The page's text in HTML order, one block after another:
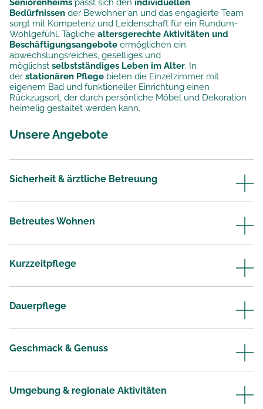
Seniorenheims passt sich den individuellen
Bedürfnissen der Bewohner an und das engagierte Team
sorgt mit Kompetenz und Leidenschaft für ein Rundum-
Wohlgefühl. Tägliche altersgerechte Aktivitäten und
Beschäftigungsangebote ermöglichen ein
abwechslungsreiches, geselliges und
möglichst selbstständiges Leben im Alter. In
der stationären Pflege bieten die Einzelzimmer mit
eigenem Bad und funktioneller Einrichtung einen
Rückzugsort, der durch persönliche Möbel und Dekoration
heimelig gestaltet werden kann.
Unsere Angebote
Sicherheit & ärztliche Betreuung
Betreutes Wohnen
Kurzzeitpflege
Dauerpflege
Geschmack & Genuss
Umgebung & regionale Aktivitäten